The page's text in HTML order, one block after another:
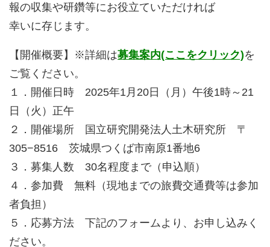
報の収集や研鑽等にお役立ていただければ
幸いに存じます。
【開催概要】※詳細は募集案内(ここをクリック)を
ご覧ください。
１．開催日時 2025年1月20日（月）午後1時～21
日（火）正午
２．開催場所 国立研究開発法人土木研究所 〒
305−8516 茨城県つくば市南原1番地6
３．募集人数 30名程度まで（申込順）
４．参加費 無料（現地までの旅費交通費等は参加
者負担）
５．応募方法 下記のフォームより、お申し込みく
ださい。